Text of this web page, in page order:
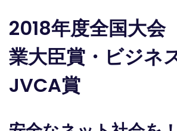
2018年度全国大
業大臣賞・ビジネ
JVCA賞